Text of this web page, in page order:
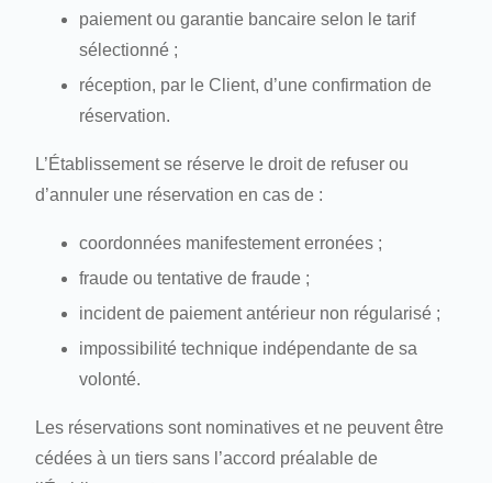
paiement ou garantie bancaire selon le tarif
sélectionné ;
réception, par le Client, d’une confirmation de
réservation.
L’Établissement se réserve le droit de refuser ou
d’annuler une réservation en cas de :
coordonnées manifestement erronées ;
fraude ou tentative de fraude ;
incident de paiement antérieur non régularisé ;
impossibilité technique indépendante de sa
volonté.
Les réservations sont nominatives et ne peuvent être
cédées à un tiers sans l’accord préalable de